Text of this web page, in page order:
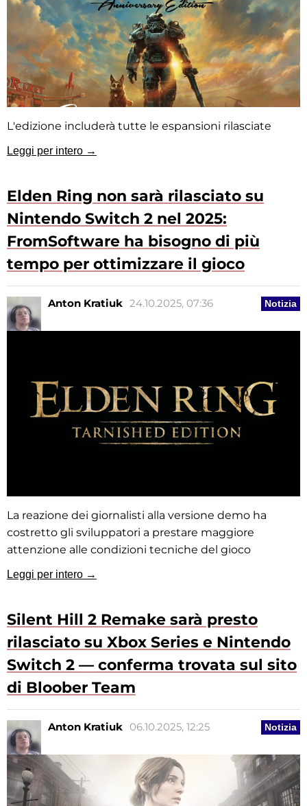
L'edizione includerà tutte le espansioni rilasciate
Leggi per intero →
Elden Ring non sarà rilasciato su
Nintendo Switch 2 nel 2025:
FromSoftware ha bisogno di più
tempo per ottimizzare il gioco
Notizia
Anton Kratiuk 24.10.2025, 07:36
La reazione dei giornalisti alla versione demo ha
costretto gli sviluppatori a prestare maggiore
attenzione alle condizioni tecniche del gioco
Leggi per intero →
Silent Hill 2 Remake sarà presto
rilasciato su Xbox Series e Nintendo
Switch 2 — conferma trovata sul sito
di Bloober Team
Notizia
Anton Kratiuk 06.10.2025, 12:25